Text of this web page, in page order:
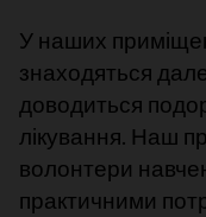
У наших
знаходяться
доводиться
лікування. Наш
волонтери
практичними